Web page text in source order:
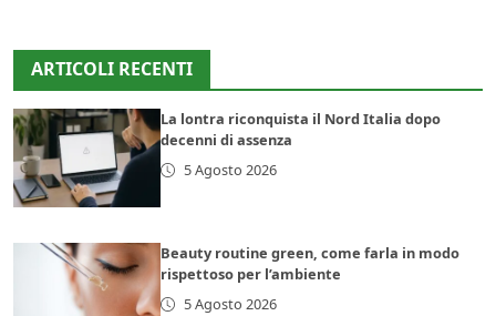
ARTICOLI RECENTI
La lontra riconquista il Nord Italia dopo
decenni di assenza
5 Agosto 2026
Beauty routine green, come farla in modo
rispettoso per l’ambiente
5 Agosto 2026